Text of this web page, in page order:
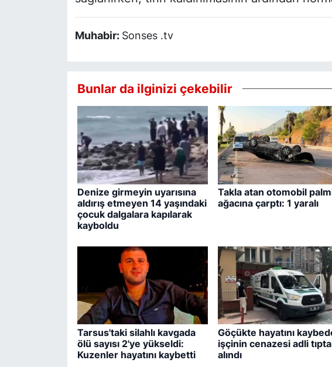
Muhabir: Sonses .tv
Bunlar da ilginizi çekebilir
Denize girmeyin uyarısına
aldırış etmeyen 14 yaşındaki
çocuk dalgalara kapılarak
kayboldu
Takla atan otomobil
ağacına çarptı: 1 yaralı
Tarsus'taki silahlı kavgada
ölü sayısı 2'ye yükseldi:
Kuzenler hayatını kaybetti
Göçükte hayatını
işçinin cenazesi adli
alındı